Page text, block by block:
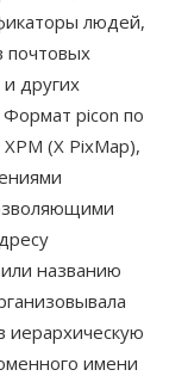
людей,
почтовых
других
picon по
(X PixMap),
названию
иерархическую
имени